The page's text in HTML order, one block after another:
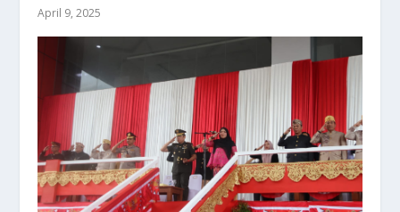
April 9, 2025